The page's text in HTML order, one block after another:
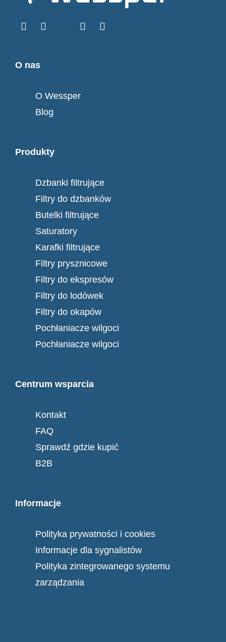
O nas
O Wessper
Blog
Produkty
Dzbanki filtrujące
Filtry do dzbanków
Butelki filtrujące
Saturatory
Karafki filtrujące
Filtry prysznicowe
Filtry do ekspresów
Filtry do lodówek
Filtry do okapów
Pochłaniacze wilgoci
Pochłaniacze wilgoci
Centrum wsparcia
Kontakt
FAQ
Sprawdź gdzie kupić
B2B
Informacje
Polityka prywatności i cookies
Informacje dla sygnalistów
Polityka zintegrowanego systemu
zarządzania